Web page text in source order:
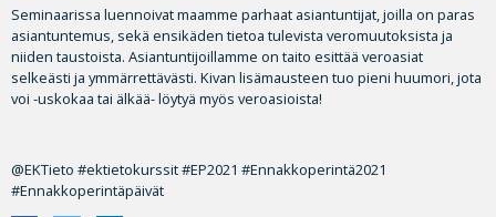
Seminaarissa luennoivat maamme parhaat asiantuntijat, joilla on paras
asiantuntemus, sekä ensikäden tietoa tulevista veromuutoksista ja
niiden taustoista. Asiantuntijoillamme on taito esittää veroasiat
selkeästi ja ymmärrettävästi. Kivan lisämausteen tuo pieni huumori, jota
voi -uskokaa tai älkää- löytyä myös veroasioista!
@EKTieto #ektietokurssit #EP2021 #Ennakkoperintä2021
#Ennakkoperintäpäivät